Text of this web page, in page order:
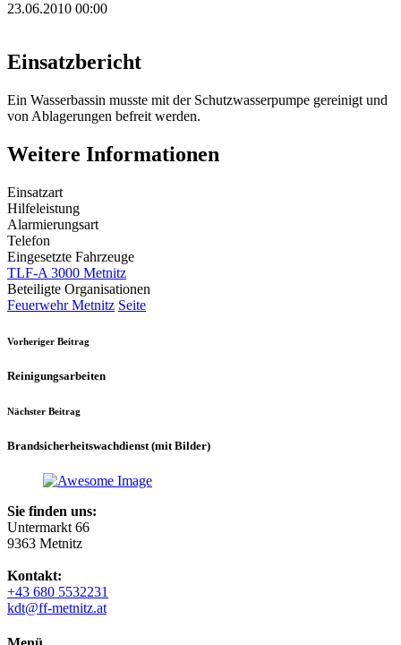
23.06.2010 00:00
Einsatzbericht
Ein Wasserbassin musste mit der Schutzwasserpumpe gereinigt und
von Ablagerungen befreit werden.
Weitere Informationen
Einsatzart
Hilfeleistung
Alarmierungsart
Telefon
Eingesetzte Fahrzeuge
TLF-A 3000 Metnitz
Beteiligte Organisationen
Feuerwehr Metnitz Seite
Vorheriger Beitrag
Reinigungsarbeiten
Nächster Beitrag
Brandsicherheitswachdienst (mit Bilder)
Sie finden uns:
Untermarkt 66
9363 Metnitz
Kontakt:
+43 680 5532231
kdt@ff-metnitz.at